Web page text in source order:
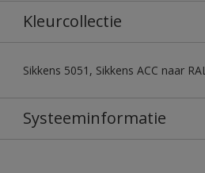
Kleurcollectie
Sikkens 5051, Sikkens ACC naar RAL
Systeeminformatie